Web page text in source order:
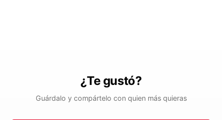
¿Te gustó?
Guárdalo y compártelo con quien más quieras